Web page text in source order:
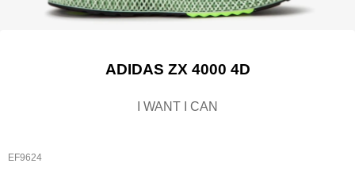
ADIDAS ZX 4000 4D
I WANT I CAN
EF9624